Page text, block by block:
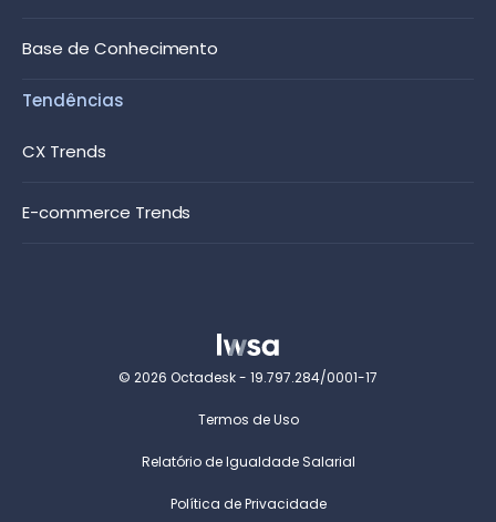
Base de Conhecimento
Tendências
CX Trends
E-commerce Trends
© 2026 Octadesk - 19.797.284/0001-17
Termos de Uso
Relatório de Igualdade Salarial
Política de Privacidade